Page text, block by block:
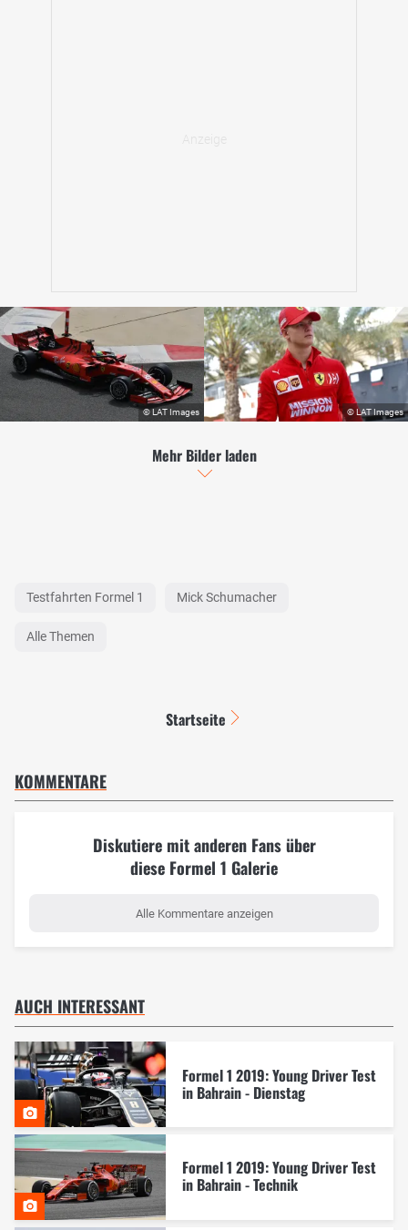
Mehr Bilder laden
Testfahrten Formel 1 Mick Schumacher
Alle Themen
Startseite
KOMMENTARE
Diskutiere mit anderen Fans über
diese Formel 1 Galerie
Alle Kommentare anzeigen
AUCH INTERESSANT
Formel 1 2019: Young Driver Test
in Bahrain - Dienstag
Formel 1 2019: Young Driver Test
in Bahrain - Technik